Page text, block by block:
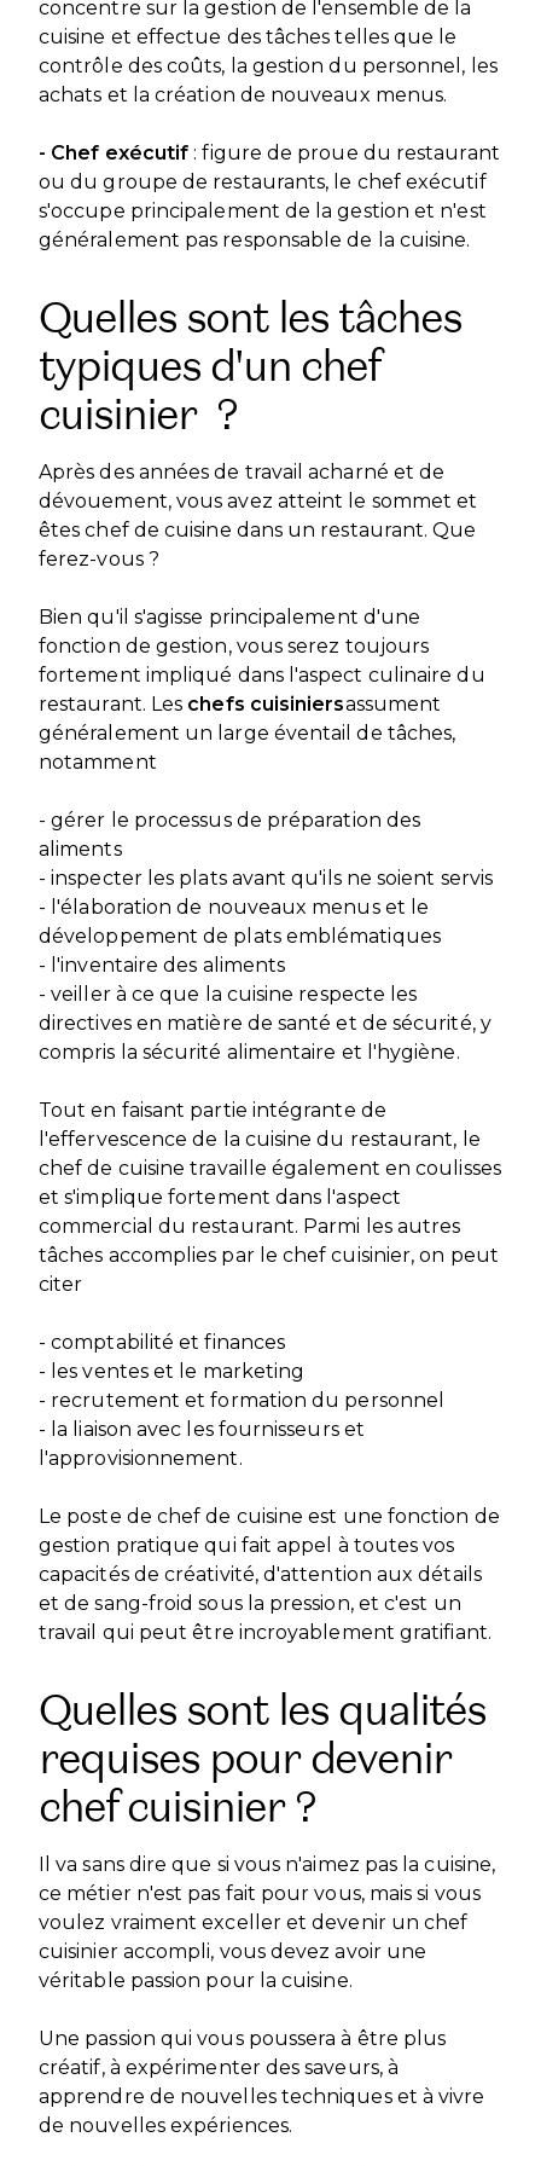
concentre sur la gestion de l'ensemble de la
cuisine et effectue des tâches telles que le
contrôle des coûts, la gestion du personnel, les
achats et la création de nouveaux menus.
- Chef exécutif : figure de proue du restaurant
ou du groupe de restaurants, le chef exécutif
s'occupe principalement de la gestion et n'est
généralement pas responsable de la cuisine.
Quelles sont les tâches
typiques d'un chef
cuisinier ?
Après des années de travail acharné et de
dévouement, vous avez atteint le sommet et
êtes chef de cuisine dans un restaurant. Que
ferez-vous ?
Bien qu'il s'agisse principalement d'une
fonction de gestion, vous serez toujours
fortement impliqué dans l'aspect culinaire du
restaurant. Les chefs cuisiniersassument
généralement un large éventail de tâches,
notamment
- gérer le processus de préparation des
aliments
- inspecter les plats avant qu'ils ne soient servis
- l'élaboration de nouveaux menus et le
développement de plats emblématiques
- l'inventaire des aliments
- veiller à ce que la cuisine respecte les
directives en matière de santé et de sécurité, y
compris la sécurité alimentaire et l'hygiène.
Tout en faisant partie intégrante de
l'effervescence de la cuisine du restaurant, le
chef de cuisine travaille également en coulisses
et s'implique fortement dans l'aspect
commercial du restaurant. Parmi les autres
tâches accomplies par le chef cuisinier, on peut
citer
- comptabilité et finances
- les ventes et le marketing
- recrutement et formation du personnel
- la liaison avec les fournisseurs et
l'approvisionnement.
Le poste de chef de cuisine est une fonction de
gestion pratique qui fait appel à toutes vos
capacités de créativité, d'attention aux détails
et de sang-froid sous la pression, et c'est un
travail qui peut être incroyablement gratifiant.
Quelles sont les qualités
requises pour devenir
chef cuisinier ?
Il va sans dire que si vous n'aimez pas la cuisine,
ce métier n'est pas fait pour vous, mais si vous
voulez vraiment exceller et devenir un chef
cuisinier accompli, vous devez avoir une
véritable passion pour la cuisine.
Une passion qui vous poussera à être plus
créatif, à expérimenter des saveurs, à
apprendre de nouvelles techniques et à vivre
de nouvelles expériences.